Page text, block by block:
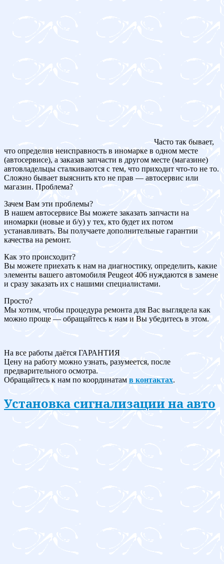
Часто так бывает,
что определив неисправность в иномарке в одном месте
(автосервисе), а заказав запчасти в другом месте (магазине)
автовладельцы сталкиваются с тем, что приходит что-то не то.
Сложно бывает выяснить кто не прав — автосервис или
магазин. Проблема?
Зачем Вам эти проблемы?
В нашем автосервисе Вы можете заказать запчасти на
иномарки (новые и б/у) у тех, кто будет их потом
устанавливать. Вы получаете дополнительные гарантии
качества на ремонт.
Как это происходит?
Вы можете приехать к нам на диагностику, определить, какие
элементы вашего автомобиля Peugeot 406 нуждаются в замене
и сразу заказать их с нашими специалистами.
Просто?
Мы хотим, чтобы процедура ремонта для Вас выглядела как
можно проще — обращайтесь к нам и Вы убедитесь в этом.
На все работы даётся ГАРАНТИЯ
Цену на работу можно узнать, разумеется, после
предварительного осмотра.
Обращайтесь к нам по координатам в контактах.
Установка сигнализации на авто